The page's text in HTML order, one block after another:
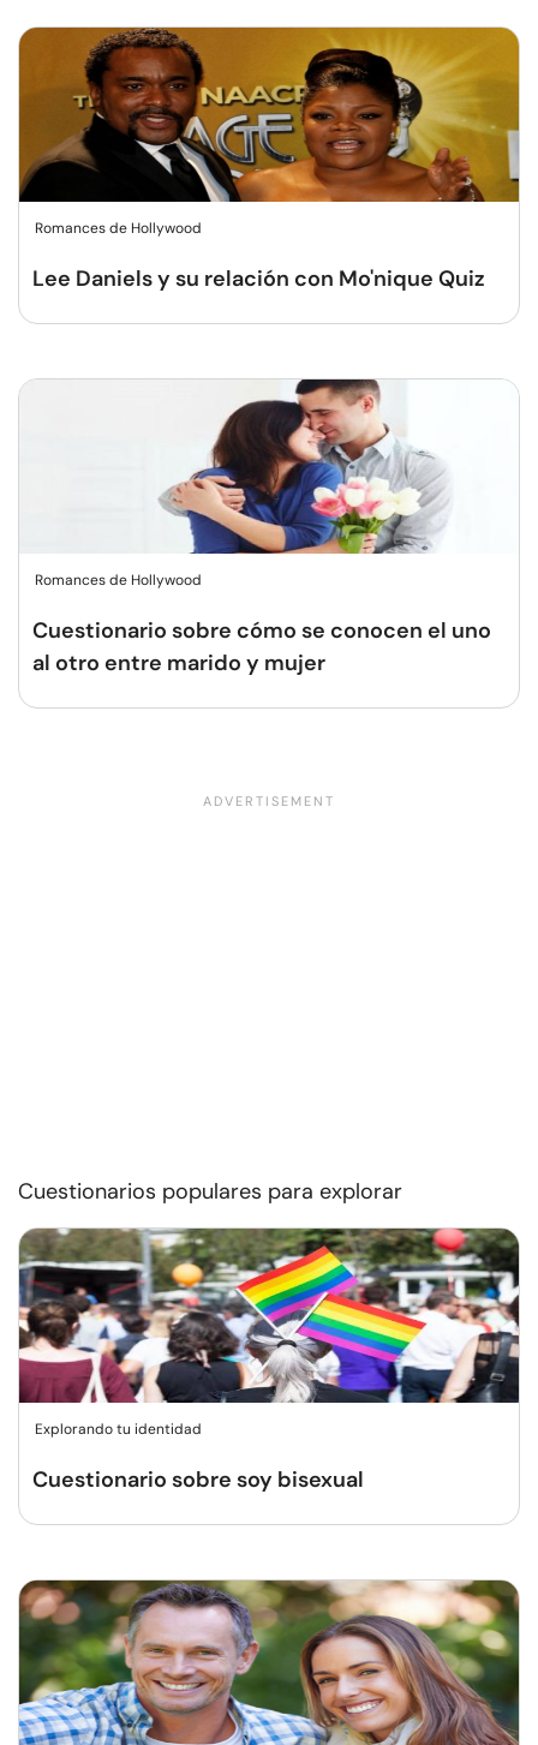
Romances de Hollywood
Lee Daniels y su relación con Mo'nique Quiz
Romances de Hollywood
Cuestionario sobre cómo se conocen el uno
al otro entre marido y mujer
Cuestionarios populares para explorar
Explorando tu identidad
Cuestionario sobre soy bisexual